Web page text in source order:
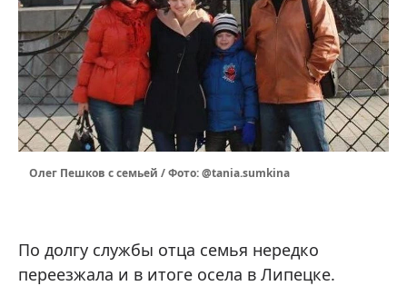
Олег Пешков с семьей / Фото: @tania.sumkina
По долгу службы отца семья нередко
переезжала и в итоге осела в Липецке.